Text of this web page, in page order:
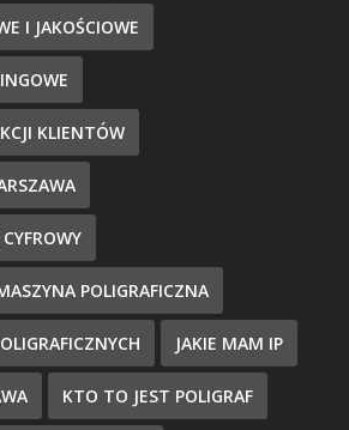
I JAKOŚCIOWE
KLIENTÓW
POLIGRAFICZNA
JAKIE MAM IP
KTO TO JEST POLIGRAF